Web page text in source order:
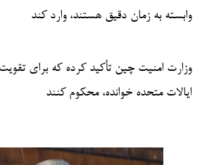
وابسته به زمان دقیق هستند، وارد کند
وزارت امنیت چین تأکید کرده که برای
ایالات متحده خوانده، محکوم کنند